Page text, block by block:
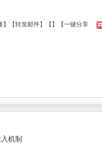
】【转发邮件】【 】 【一键分享
机制